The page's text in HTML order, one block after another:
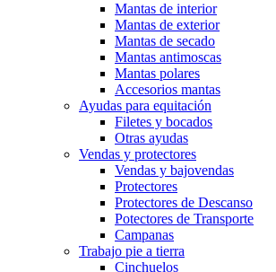
Mantas de interior
Mantas de exterior
Mantas de secado
Mantas antimoscas
Mantas polares
Accesorios mantas
Ayudas para equitación
Filetes y bocados
Otras ayudas
Vendas y protectores
Vendas y bajovendas
Protectores
Protectores de Descanso
Potectores de Transporte
Campanas
Trabajo pie a tierra
Cinchuelos